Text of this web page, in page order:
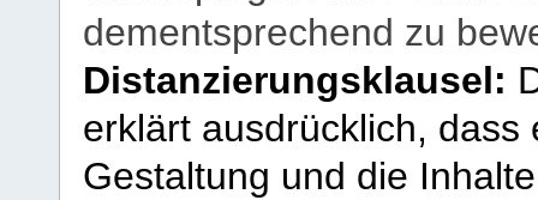
dementsprechend zu
Distanzierungsklausel:
erklärt ausdrücklich,
Gestaltung und die